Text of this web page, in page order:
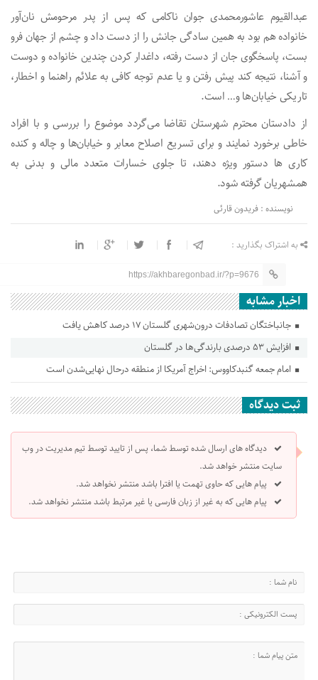
عبدالقیوم عاشورمحمدی‌ جوان ناکامی‌ که پس از پدر مرحومش نان‌آور
خانواده هم بود به همین سادگی جانش را از دست داد و چشم‌ از جهان فرو
بست، پاسخگوی جان از دست رفته، داغدار کردن چندین خانواده و دوست
و آشنا، نتیجه کند پیش رفتن و یا عدم‌ توجه کافی به علائم راهنما و اخطار،
تاریکی خیابان‌ها و… است.
از دادستان محترم شهرستان تقاضا می‌گردد موضوع را بررسی و با افراد
خاطی برخورد نمایند و برای تسریع اصلاح معابر و خیابان‌ها و چاله و کنده
کاری ها دستور ویژه دهند، تا جلوی خسارات متعدد مالی و بدنی به
همشهریان گرفته شود.
نویسنده : فریدون قارئی
به اشتراک بگذارید :
https://akhbaregonbad.ir/?p=9676
اخبار مشابه
جانباختگان تصادفات درون‌شهری گلستان ۱۷ درصد کاهش یافت
افزایش ۵۳ درصدی بارندگی‌ها در گلستان
امام جمعه گنبدکاووس: اخراج آمریکا از منطقه درحال نهایی‌شدن است
ثبت دیدگاه
دیدگاه های ارسال شده توسط شما، پس از تایید توسط تیم مدیریت در وب
سایت منتشر خواهد شد.
پیام هایی که حاوی تهمت یا افترا باشد منتشر نخواهد شد.
پیام هایی که به غیر از زبان فارسی یا غیر مرتبط باشد منتشر نخواهد شد.